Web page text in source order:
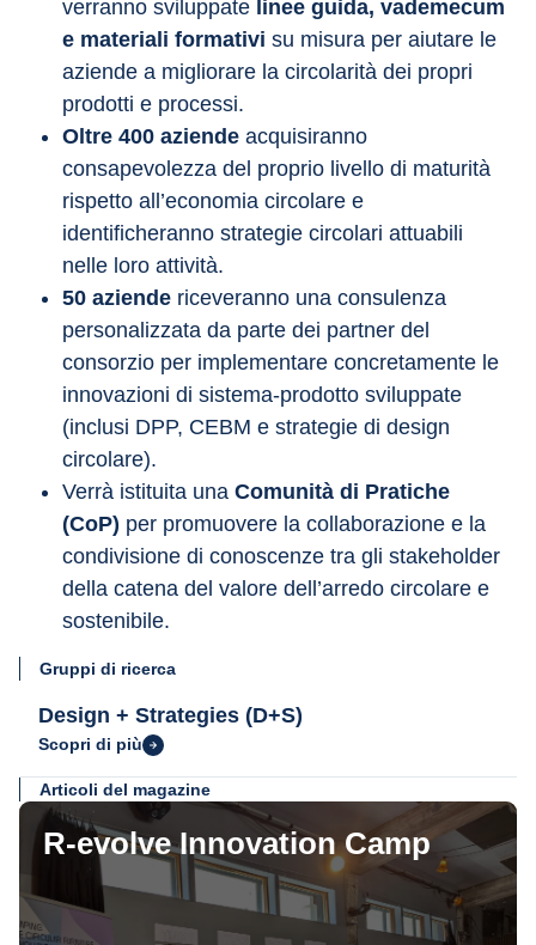
verranno sviluppate linee guida, vademecum
e materiali formativi su misura per aiutare le
aziende a migliorare la circolarità dei propri
prodotti e processi.
Oltre 400 aziende acquisiranno
consapevolezza del proprio livello di maturità
rispetto all’economia circolare e
identificheranno strategie circolari attuabili
nelle loro attività.
50 aziende riceveranno una consulenza
personalizzata da parte dei partner del
consorzio per implementare concretamente le
innovazioni di sistema-prodotto sviluppate
(inclusi DPP, CEBM e strategie di design
circolare).
Verrà istituita una Comunità di Pratiche
(CoP) per promuovere la collaborazione e la
condivisione di conoscenze tra gli stakeholder
della catena del valore dell’arredo circolare e
sostenibile.
Gruppi di ricerca
Design + Strategies (D+S)
Scopri di più
Articoli del magazine
R-evolve Innovation Camp